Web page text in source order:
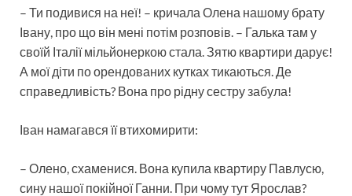
– Ти подивися на неї! – кричала Олена нашому брату
Івану, про що він мені потім розповів. – Галька там у
своїй Італії мільйонеркою стала. Зятю квартири дарує!
А мої діти по орендованих кутках тикаються. Де
справедливість? Вона про рідну сестру забула!
Іван намагався її втихомирити:
– Олено, схаменися. Вона купила квартиру Павлусю,
сину нашої покійної Ганни. При чому тут Ярослав?